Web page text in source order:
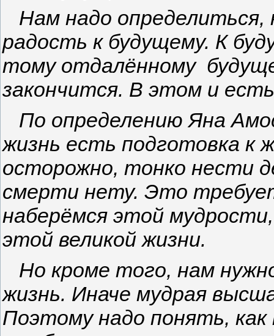
Нам надо определиться,
радость к будущему. К
тому отдалённому
закончится. В этом и
По определению Яна
жизнь есть подготовка к
осторожно, тонко нести
смерти нету. Это
наберёмся этой
этой великой жизни.
Но кроме того, нам
жизнь. Иначе мудрая
Поэтому надо понять,